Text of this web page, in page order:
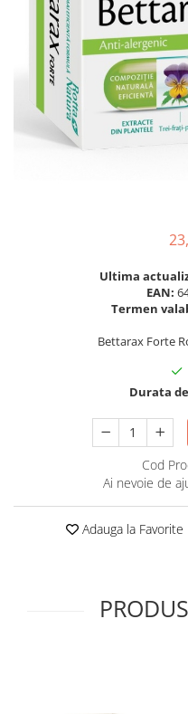
Omega 3
Par si unghii
Probiotice si prebiotice
Prostata
Sanatate urinara
Supliment Complexe
Supliment Magneziu
Supliment Vitamina C
Supliment Vitamina D3
Supliment Vitamina E
Supliment Zinc
Tincturi si Gemoderivate
Tuse gat si respiratie
Ingrijire par
Balsam masca si tratament
Produse cu SPF Pentru Fata
Repelenti insecte
Ultima
EAN:
Termen
Bettarax Forte
Durata
Cod
Ai nevoie de
Adauga la Favorite